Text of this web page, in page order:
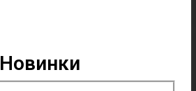
Новинки